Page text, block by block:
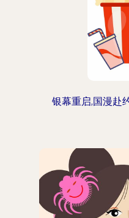
银幕重启,国漫赴